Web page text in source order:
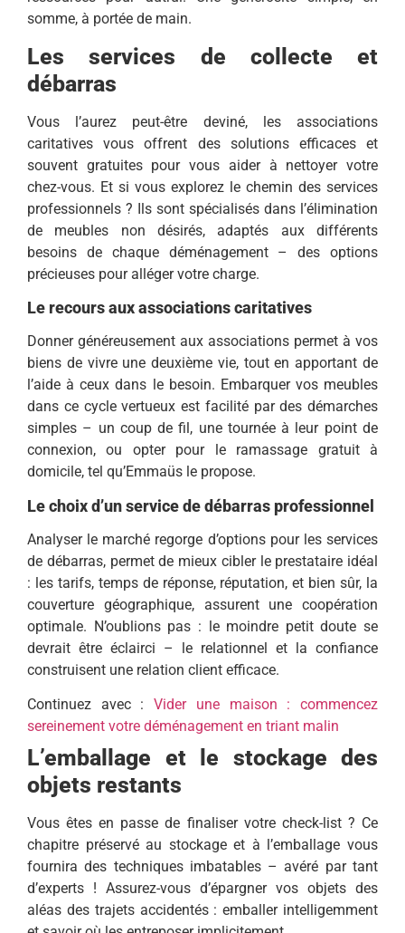
somme, à portée de main.
Les services de collecte et
débarras
Vous l’aurez peut-être deviné, les associations
caritatives vous offrent des solutions efficaces et
souvent gratuites pour vous aider à nettoyer votre
chez-vous. Et si vous explorez le chemin des services
professionnels ? Ils sont spécialisés dans l’élimination
de meubles non désirés, adaptés aux différents
besoins de chaque déménagement – des options
précieuses pour alléger votre charge.
Le recours aux associations caritatives
Donner généreusement aux associations permet à vos
biens de vivre une deuxième vie, tout en apportant de
l’aide à ceux dans le besoin. Embarquer vos meubles
dans ce cycle vertueux est facilité par des démarches
simples – un coup de fil, une tournée à leur point de
connexion, ou opter pour le ramassage gratuit à
domicile, tel qu’Emmaüs le propose.
Le choix d’un service de débarras professionnel
Analyser le marché regorge d’options pour les services
de débarras, permet de mieux cibler le prestataire idéal
: les tarifs, temps de réponse, réputation, et bien sûr, la
couverture géographique, assurent une coopération
optimale. N’oublions pas : le moindre petit doute se
devrait être éclairci – le relationnel et la confiance
construisent une relation client efficace.
Continuez avec :Vider une maison : commencez
sereinement votre déménagement en triant malin
L’emballage et le stockage des
objets restants
Vous êtes en passe de finaliser votre check-list ? Ce
chapitre préservé au stockage et à l’emballage vous
fournira des techniques imbatables – avéré par tant
d’experts ! Assurez-vous d’épargner vos objets des
aléas des trajets accidentés : emballer intelligemment